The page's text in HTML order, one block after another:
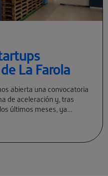
La Farola
abierta una convocatoria
de aceleración y, tras
últimos meses, ya